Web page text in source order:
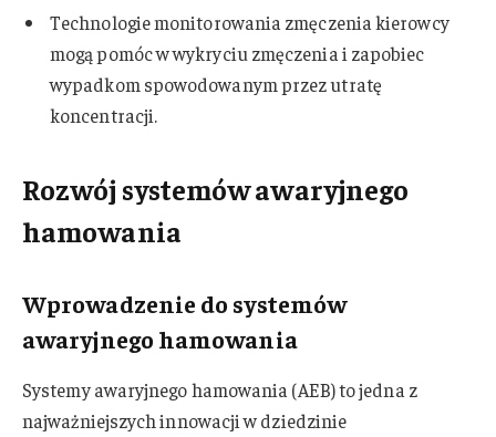
Technologie monitorowania zmęczenia kierowcy
mogą pomóc w wykryciu zmęczenia i zapobiec
wypadkom spowodowanym przez utratę
koncentracji.
Rozwój systemów awaryjnego
hamowania
Wprowadzenie do systemów
awaryjnego hamowania
Systemy awaryjnego hamowania (AEB) to jedna z
najważniejszych innowacji w dziedzinie